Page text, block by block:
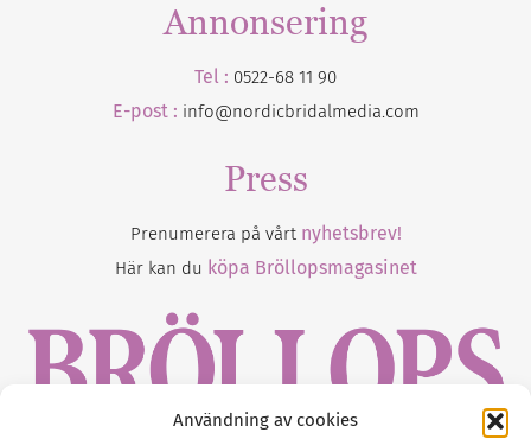
Användning av cookies
Annonsering
Tel : 0522-68 11 90
E-post : info@nordicbridalmedia.com
Press
Prenumerera på vårt nyhetsbrev!
Här kan du köpa Bröllopsmagasinet